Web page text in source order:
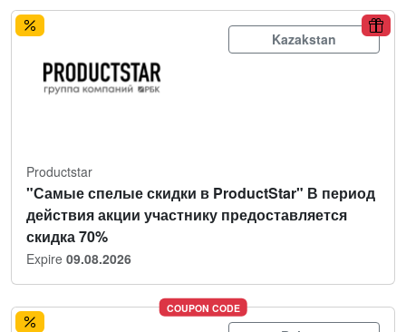
Kazakstan
Productstar
"Самые спелые скидки в ProductStar" В период
действия акции участнику предоставляется
скидка 70%
Expire 09.08.2026
COUPON CODE